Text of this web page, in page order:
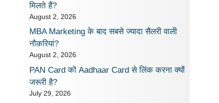
मिलते हैं?
August 2, 2026
MBA Marketing के बाद सबसे ज्यादा सैलरी वाली
नौकरियां?
August 2, 2026
PAN Card को Aadhaar Card से लिंक करना क्यों
जरूरी है?
July 29, 2026